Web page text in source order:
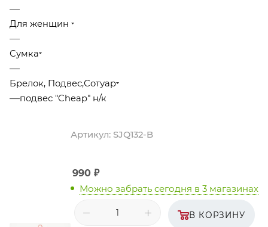
—
Для женщин
—
Сумка
—
Брелок, Подвес,Сотуар
—подвес "Cheap" н/к
Артикул: SJQ132-B
990 ₽
Можно забрать сегодня в 3 магазинах
В КОРЗИНУ